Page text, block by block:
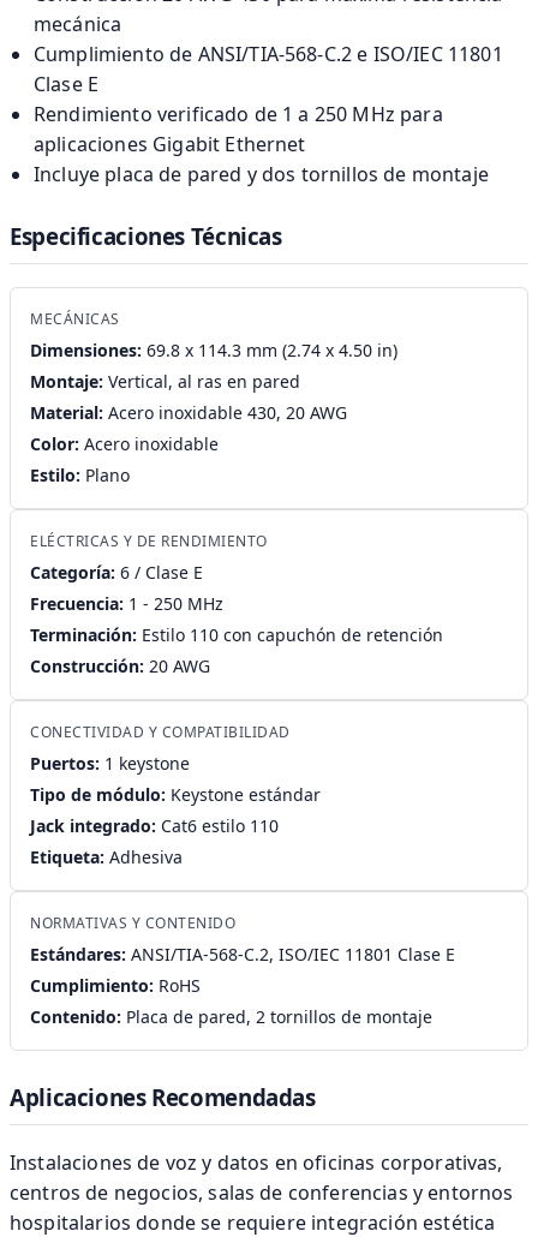
mecánica
Cumplimiento de ANSI/TIA-568-C.2 e ISO/IEC 11801
Clase E
Rendimiento verificado de 1 a 250 MHz para
aplicaciones Gigabit Ethernet
Incluye placa de pared y dos tornillos de montaje
Especificaciones Técnicas
MECÁNICAS
Dimensiones: 69.8 x 114.3 mm (2.74 x 4.50 in)
Montaje: Vertical, al ras en pared
Material: Acero inoxidable 430, 20 AWG
Color: Acero inoxidable
Estilo: Plano
ELÉCTRICAS Y DE RENDIMIENTO
Categoría: 6 / Clase E
Frecuencia: 1 - 250 MHz
Terminación: Estilo 110 con capuchón de retención
Construcción: 20 AWG
CONECTIVIDAD Y COMPATIBILIDAD
Puertos: 1 keystone
Tipo de módulo: Keystone estándar
Jack integrado: Cat6 estilo 110
Etiqueta: Adhesiva
NORMATIVAS Y CONTENIDO
Estándares: ANSI/TIA-568-C.2, ISO/IEC 11801 Clase E
Cumplimiento: RoHS
Contenido: Placa de pared, 2 tornillos de montaje
Aplicaciones Recomendadas
Instalaciones de voz y datos en oficinas corporativas,
centros de negocios, salas de conferencias y entornos
hospitalarios donde se requiere integración estética